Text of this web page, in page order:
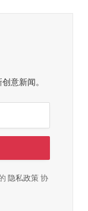
意新闻。
隐私政策协